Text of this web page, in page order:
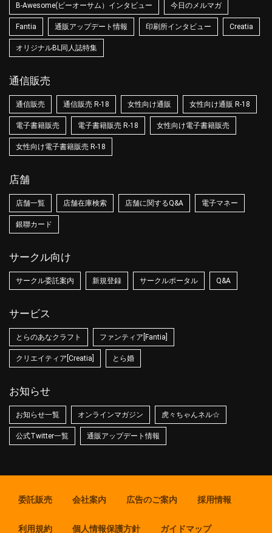
B-Awesome(ビーオーサム）インタビュー 今日のメルマガ
Fantia 通販アップデート情報 印刷所インタビュー Creatia
オリジナルBL同人誌特集
通信販売
通信販売 通信販売 R-18 女性向け通販 女性向け通販 R-18
電子書籍販売 電子書籍販売 R-18 女性向け電子書籍販売
女性向け電子書籍販売 R-18
店舗
店舗一覧 店舗在庫検索 店舗に関するQ&A 電子マネー
銀聯カード
サークル向け
サークル委託案内 新規登録 サークルポータル Q&A
サービス
とらのあなクラフト ファンティア[Fantia]
クリエイティア[Creatia] とら婚
お知らせ
お知らせ一覧 オンラインマガジン 虎々ちゃんネル☆
公式Twitter一覧 通販アップデート情報
委託販売 会社案内 広告のご案内 採用情報
利用規約 個人情報保護方針 ガイドマップ